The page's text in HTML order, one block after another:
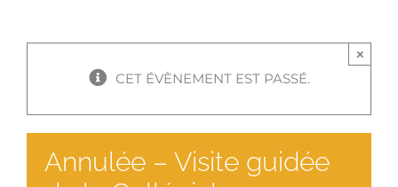
CET ÉVÈNEMENT EST PASSÉ.
×
Annulée – Visite guidée